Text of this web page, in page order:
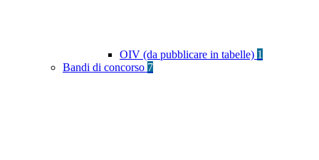
OIV (da pubblicare in tabelle) 1
Bandi di concorso 7